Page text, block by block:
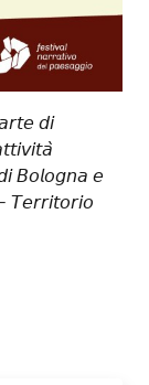
𝘥𝘪
𝘉𝘰𝘭𝘰𝘨𝘯𝘢 𝘦